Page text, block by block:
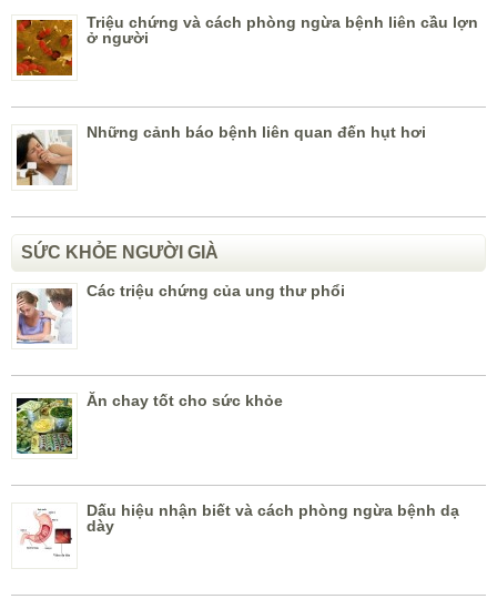
Triệu chứng và cách phòng ngừa bệnh liên cầu lợn
ở người
Những cảnh báo bệnh liên quan đến hụt hơi
SỨC KHỎE NGƯỜI GIÀ
Các triệu chứng của ung thư phổi
Ăn chay tốt cho sức khỏe
Dấu hiệu nhận biết và cách phòng ngừa bệnh dạ
dày